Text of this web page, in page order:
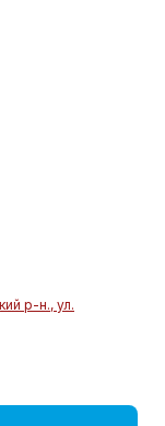
р-н., ул.